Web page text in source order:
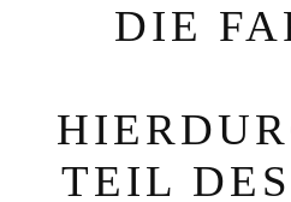
DIE
TEIL